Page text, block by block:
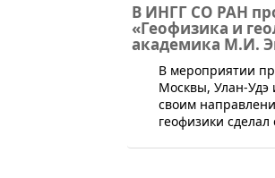
В ИНГГ СО РАН
«Геофизика и
академика М.И.
В мероприятии
Москвы, Улан-Удэ
своим
геофизики